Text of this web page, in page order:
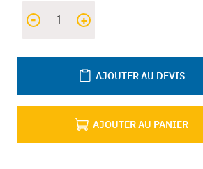
+
-
AJOUTER AU PANIER
AJOUTER AU DEVIS